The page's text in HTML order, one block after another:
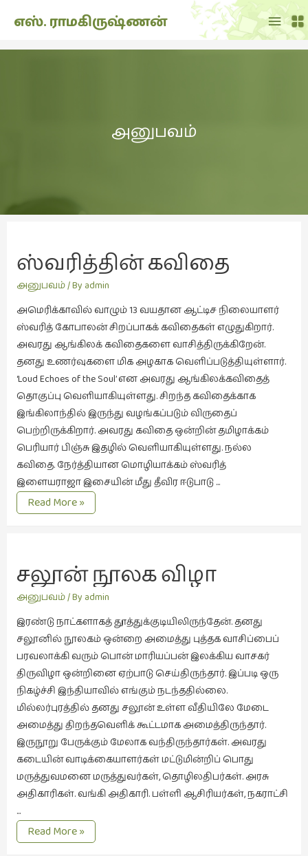
THE
அனுபவம்
ஆளுமை
(81)
இசை
(23)
இணையதளம்
(23)
இந்திய
இலக்கியம்
இயற்கை
(34)
இலக்கியம்
கவிதை
உலக
இலக்கியப்
பேருரைகள்
ஊடகம்
எனக்குப்
பிடித்த
கதைகள்
(39)
எனது
பரிந்துரைகள்
எஸ். ராமகிருஷ்ணன்
Main
Menu
அனுபவம்
ஸ்வரித்தின் கவிதை
அனுபவம்/ By admin
அமெரிக்காவில் வாழும் 13 வயதான ஆட்டிச நிலையாளர்
ஸ்வரித் கோபாலன் சிறப்பாகக் கவிதைகள் எழுதுகிறார்.
அவரது ஆங்கிலக் கவிதைகளை வாசித்திருக்கிறேன்.
தனது உணர்வுகளை மிக அழகாக வெளிப்படுத்தியுள்ளார்.
‘Loud Echoes of the Soul’ என அவரது ஆங்கிலக்கவிதைத்
தொகுப்பு வெளியாகியுள்ளது. சிறந்த கவிதைக்காக
இங்கிலாந்தில் இருந்து வழங்கப்படும் விருதைப்
பெற்றிருக்கிறார். அவரது கவிதை ஒன்றின் தமிழாக்கம்
பெரியார் பிஞ்சு இதழில் வெளியாகியுள்ளது. நல்ல
கவிதை. நேர்த்தியான மொழியாக்கம் ஸ்வரித்
இளையராஜா இசையின் மீது தீவிர ஈடுபாடு …
ஸ்வரித்தின்
கவிதை
Read More »
சலூன் நூலக விழா
அனுபவம்/ By admin
இரண்டு நாட்களாகத் தூத்துக்குடியிலிருந்தேன். தனது
சலூனில் நூலகம் ஒன்றை அமைத்து புத்தக வாசிப்பைப்
பரவலாக்கி வரும் பொன் மாரியப்பன் இலக்கிய வாசகர்
திருவிழா ஒன்றினை ஏற்பாடு செய்திருந்தார். இப்படி ஒரு
நிகழ்ச்சி இந்தியாவில் எங்கும் நடந்ததில்லை.
மில்லர்புரத்தில் தனது சலூன் உள்ள வீதியிலே மேடை
அமைத்து திறந்தவெளிக் கூட்டமாக அமைத்திருந்தார்.
இருநூறு பேருக்கும் மேலாக வந்திருந்தார்கள். அவரது
கடையின் வாடிக்கையாளர்கள் மட்டுமின்றிப் பொது
மருத்துவமனை மருத்துவர்கள், தொழிலதிபர்கள். அரசு
அதிகாரிகள். வங்கி அதிகாரி. பள்ளி ஆசிரியர்கள், நகராட்சி
…
சலூன்
நூலக
Read More »